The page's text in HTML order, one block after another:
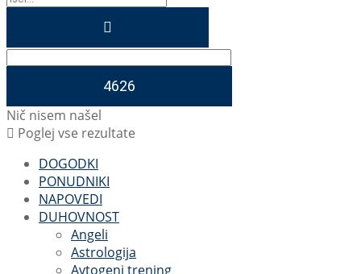
Nič nisem našel
Poglej vse rezultate
DOGODKI
PONUDNIKI
NAPOVEDI
DUHOVNOST
Angeli
Astrologija
Avtogeni trening